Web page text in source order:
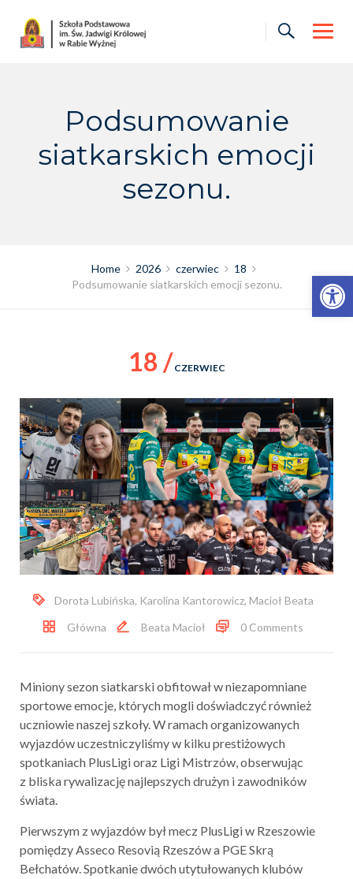
Otwórz pasek narzędzi
content
Podsumowanie
siatkarskich emocji
sezonu.
Home 2026 czerwiec
18
Podsumowanie siatkarskich emocji sezonu.
18 / CZERWIEC
Dorota Lubińska, Karolina Kantorowicz, Macioł Beata
Główna
Beata Macioł 0 Comments
Miniony sezon siatkarski obfitował w niezapomniane
sportowe emocje, których mogli doświadczyć również
uczniowie naszej szkoły. W ramach organizowanych
wyjazdów uczestniczyliśmy w kilku prestiżowych
spotkaniach PlusLigi oraz Ligi Mistrzów, obserwując
z bliska rywalizację najlepszych drużyn i zawodników
świata.
Pierwszym z wyjazdów był mecz PlusLigi w Rzeszowie
pomiędzy Asseco Resovią Rzeszów a PGE Skrą
Bełchatów. Spotkanie dwóch utytułowanych klubów